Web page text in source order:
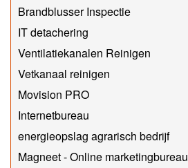
Brandblusser Inspectie
IT detachering
Ventilatiekanalen Reinigen
Vetkanaal reinigen
Movision PRO
Internetbureau
energieopslag agrarisch bedrijf
Magneet - Online marketingbureau